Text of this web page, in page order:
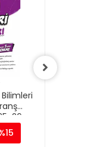
Bilimleri
26